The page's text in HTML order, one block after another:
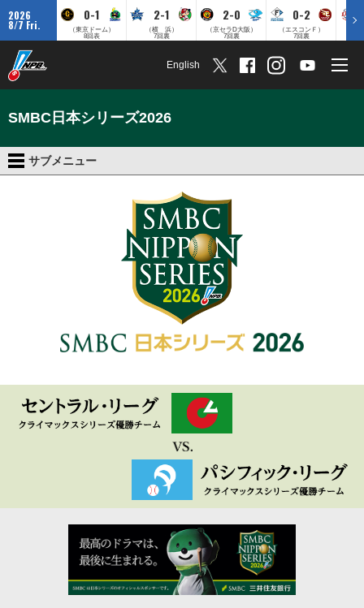
2026
8/7 Fri.
0-1
（東京ドーム）
8回表
2-1
（横 浜）
7回裏
2-0
（京セラD大阪）
7回裏
0-2
（エスコンＦ）
7回裏
English
SMBC日本シリーズ2026
サブメニュー